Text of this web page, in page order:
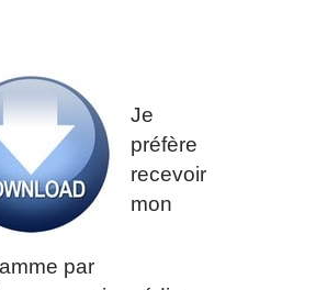
Je
préfère
recevoir
mon
par